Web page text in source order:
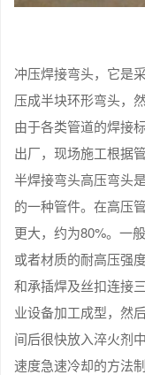
冲压焊接弯头，它是
压成半块环形弯头，
由于各类管道的焊接
出厂，现场施工根据
半焊接弯头高压弯头
的一种管件。在高压
更大，约为80%。一
或者材质的耐高压强
和承插焊及丝扣连接
业设备加工成型，然
间后很快放入淬火剂
速度急速冷却的方法